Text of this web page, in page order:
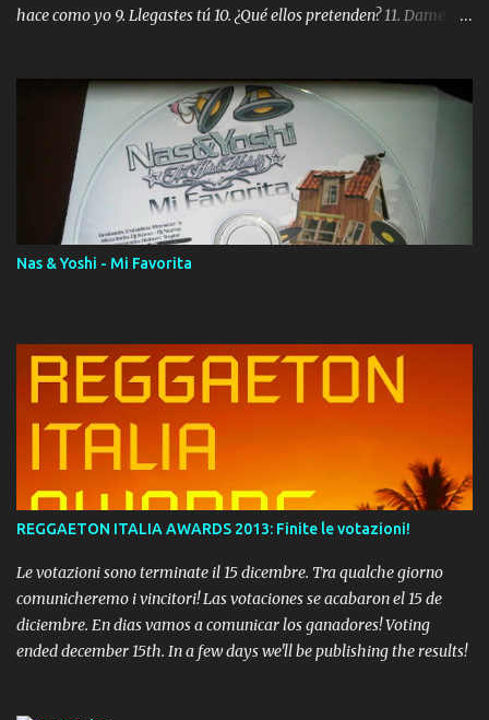
hace como yo 9. Llegastes tú 10. ¿Qué ellos pretenden? 11. Dame la
Digital Booklet – Invicto ----------------------------- Nota:
Album proposto al massimo della qualità in formato iTunes Plus
AAC M4A; comprato su iTunes e a disposizione vostra per il
download. REGGAETON ITALIA Nosotros Somos Los Del
Momento!
Nas & Yoshi - Mi Favorita
REGGAETON ITALIA AWARDS 2013: Finite le votazioni!
Le votazioni sono terminate il 15 dicembre. Tra qualche giorno
comunicheremo i vincitori! Las votaciones se acabaron el 15 de
diciembre. En dias vamos a comunicar los ganadores! Voting
ended december 15th. In a few days we'll be publishing the results!